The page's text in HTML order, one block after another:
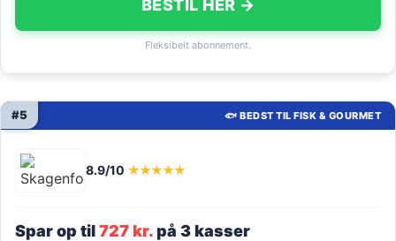
BESTIL HER →
Fleksibelt abonnement.
🐟 BEDST TIL FISK & GOURMET
#5
8.9/10 ★★★★★
Spar op til727 kr.på 3 kasser